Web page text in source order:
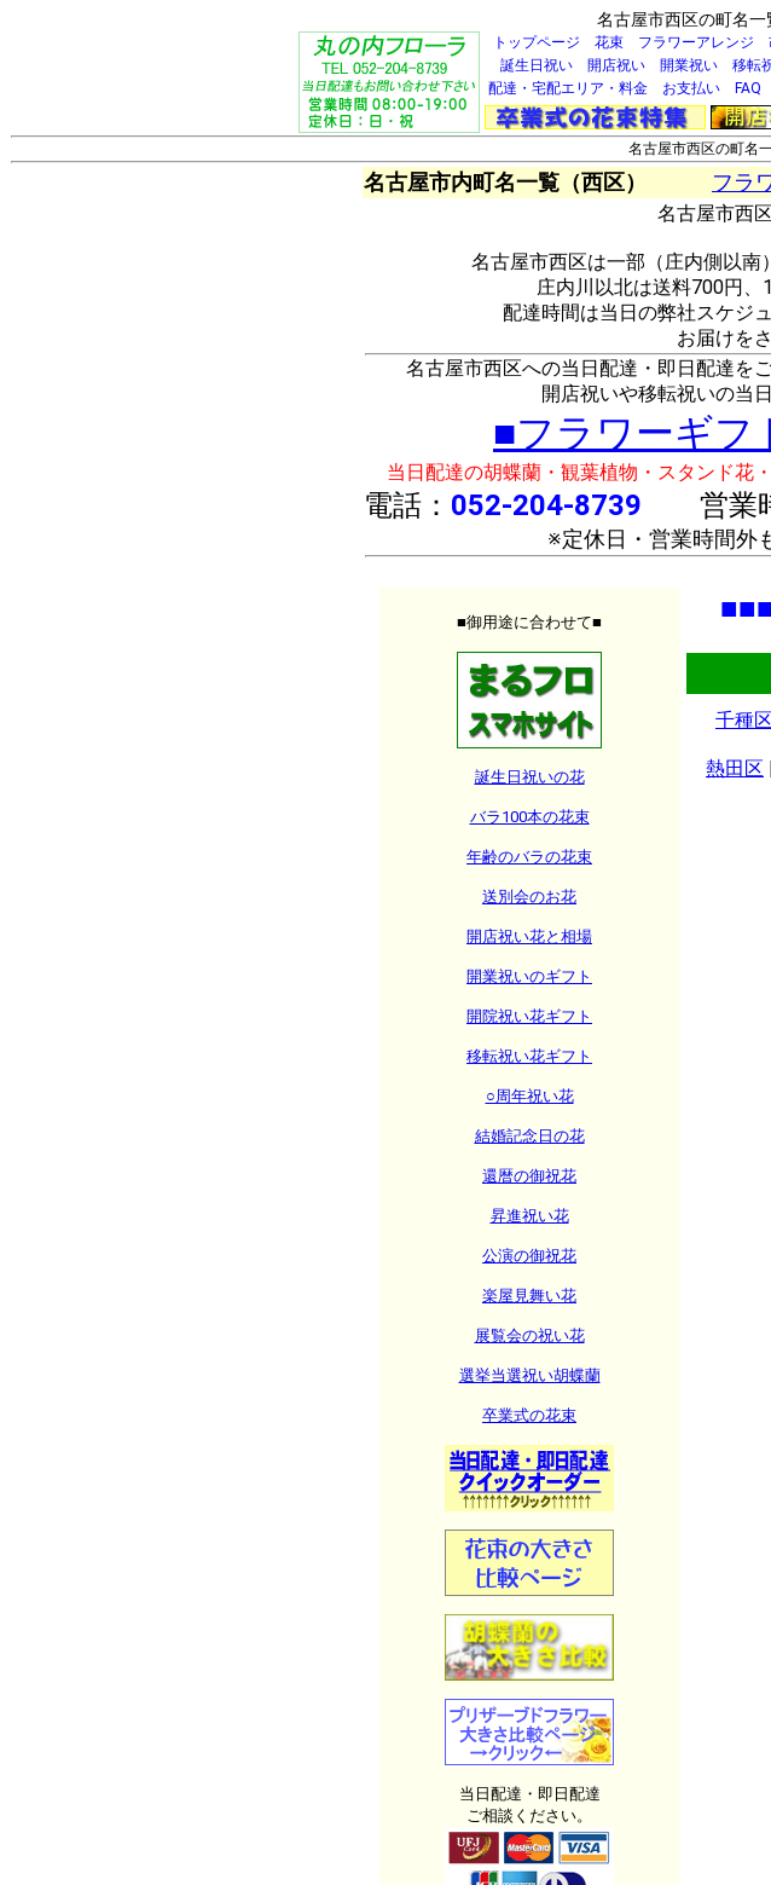
名古屋市西区の町名
トップページ 花束 フラワーアレンジ
誕生日祝い
開店祝い 開業祝い 移転
配達・宅配エリア・料金
お支払い FAQ
名古屋市西区の町名
名古屋市内町名一覧（西区） フラ
名古屋市西
名古屋市西区は一部（庄内側以南
庄内川以北は送料700円、
配達時間は当日の弊社スケジ
お届けを
名古屋市西区への当日配達・即日配達を
開店祝いや移転祝いの当
■フラワーギフ
当日配達の胡蝶蘭・観葉植物・スタンド花
電話： 052-204-8739 営業時
※定休日・営業時間外
■御用途に合わせて■
誕生日祝いの花
バラ100本の花束
年齢のバラの花束
送別会のお花
開店祝い花と相場
開業祝いのギフト
開院祝い花ギフト
移転祝い花ギフト
○周年祝い花
結婚記念日の花
還暦の御祝花
昇進祝い花
公演の御祝花
楽屋見舞い花
展覧会の祝い花
選挙当選祝い胡蝶蘭
卒業式の花束
当日配達・即日配達
ご相談ください。
千種区
熱田区